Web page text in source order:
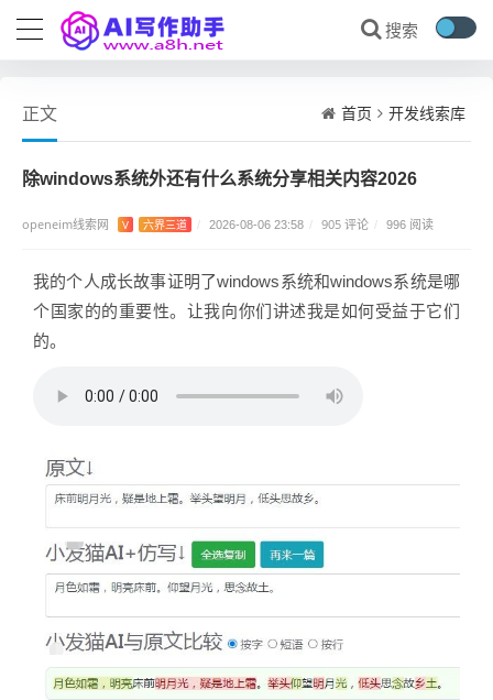
正文 首页 开发线索库
除windows系统外还有什么系统分享相关内容2026
openeim线索网 V 六界三道 / 2026-08-06 23:58 / 905 评论 / 996 阅读
我的个人成长故事证明了windows系统和windows系统是哪
个国家的的重要性。让我向你们讲述我是如何受益于它们
的。